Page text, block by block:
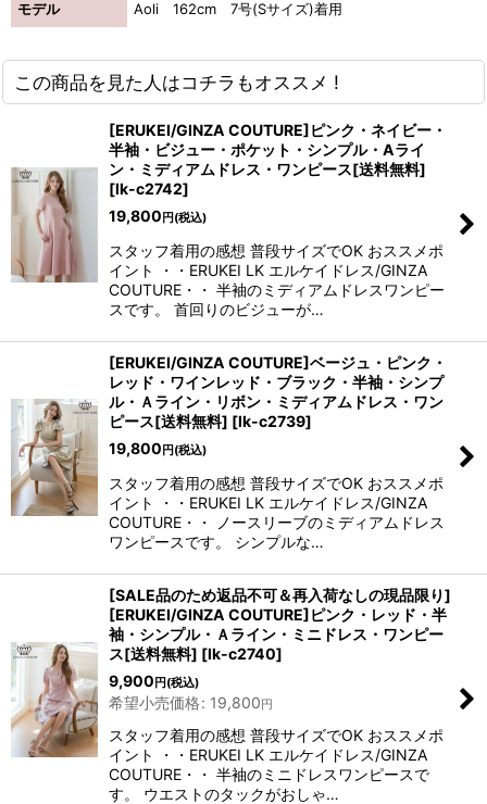
モデル Aoli 162cm 7号(Sサイズ)着用
この商品を見た人はコチラもオススメ !
[ERUKEI/GINZA COUTURE]ピンク・ネイビー・
半袖・ビジュー・ポケット・シンプル・Aライ
ン・ミディアムドレス・ワンピース[送料無料]
[lk-c2742]
19,800 円 (税込)
スタッフ着用の感想 普段サイズでOK おススメポ
イント ・・ERUKEI LK エルケイドレス/GINZA
COUTURE・・ 半袖のミディアムドレスワンピー
スです。 首回りのビジューが…
[ERUKEI/GINZA COUTURE]ベージュ・ピンク・
レッド・ワインレッド・ブラック・半袖・シンプ
ル・Ａライン・リボン・ミディアムドレス・ワン
ピース[送料無料] [lk-c2739]
19,800 円 (税込)
スタッフ着用の感想 普段サイズでOK おススメポ
イント ・・ERUKEI LK エルケイドレス/GINZA
COUTURE・・ ノースリーブのミディアムドレス
ワンピースです。 シンプルな…
[SALE品のため返品不可＆再入荷なしの現品限り]
[ERUKEI/GINZA COUTURE]ピンク・レッド・半
袖・シンプル・Ａライン・ミニドレス・ワンピー
ス[送料無料] [lk-c2740]
9,900 円 (税込)
希望小売価格: 19,800円
スタッフ着用の感想 普段サイズでOK おススメポ
イント ・・ERUKEI LK エルケイドレス/GINZA
COUTURE・・ 半袖のミニドレスワンピースで
す。 ウエストのタックがおしゃ…